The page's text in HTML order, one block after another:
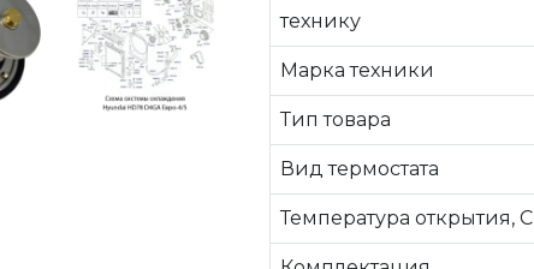
технику
Марка техники
Тип товара
Вид термостата
Температура открытия, С